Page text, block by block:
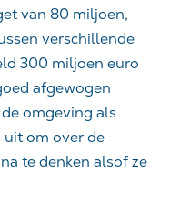
van 80 miljoen,
verschillende
300 miljoen euro
afgewogen
omgeving als
om over de
te denken alsof ze